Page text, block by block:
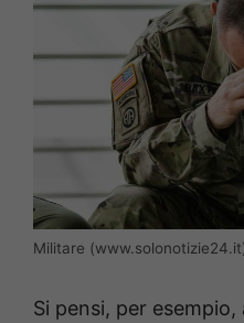
Militare
Si pensi, per